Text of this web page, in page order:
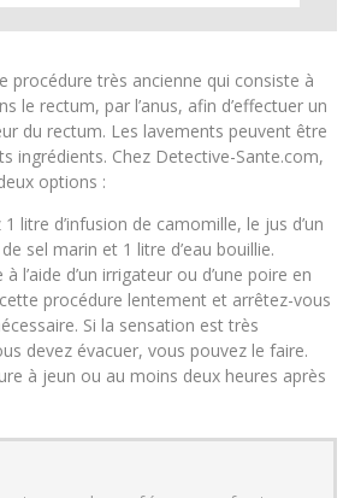
procédure très ancienne qui consiste à
le rectum, par l’anus, afin d’effectuer un
du rectum. Les lavements peuvent être
ingrédients. Chez Detective-Sante.com,
options :
litre d’infusion de camomille, le jus d’un
sel marin et 1 litre d’eau bouillie.
l’aide d’un irrigateur ou d’une poire en
procédure lentement et arrêtez-vous
Si la sensation est très
devez évacuer, vous pouvez le faire.
à jeun ou au moins deux heures après